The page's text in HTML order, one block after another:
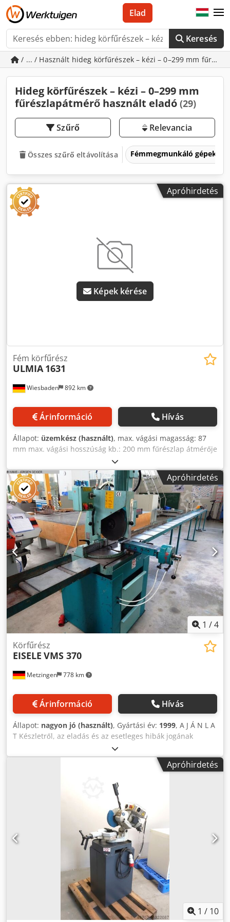
Keresés
Elad
/ ... / Használt hideg körfűrészek – kézi – 0–299 mm
Hideg körfűrészek – kézi – 0–299 mm
fűrészlapátmérő használt eladó (29)
Szűrő Relevancia
Összes szűrő eltávolítása Fémmegmunkáló gépek és
Apróhirdetés
Képek kérése
Wiesbaden 892 km
Fém körfűrész
ULMIA 1631
Árinformáció Hívás
Állapot: üzemkész (használt), max. vágási magasság: 87
mm max. vágási hosszúság kb.: 200 mm fűrészlap átmérője
max.: 250 mm fűrészlap fordulatszáma, fokozatmentesen
állítható: kb. 90–4000 ford./perc hajtómotor: 380 V, 1,2 kW
szükséges hely: 1050 x 750 x 1100 mm súly kb.: 210 kg
Dcodsznh Hfspfx Aizjk
Apróhirdetés
1 /4
Metzingen 778 km
Körfűrész
EISELE VMS 370
Árinformáció Hívás
Állapot: nagyon jó (használt), Gyártási év: 1999, A J Á N L A
T Készletről, az eladás és az esetleges hibák jogának
fenntartásával, nem kötelező érvényű ajánlatot teszünk
Önnek: EISELE Körfűrészgép egyenes és gérvágásokhoz
Típus: VMS 370 Gyártási év: 2000 _____ Fűrészlap max.
Lapos anyag: 200 x 100 / 140 x 100 mm Dsdpfox A H Rrox
Aizeck • Tömör anyag négyzetes: 120 mm Gérvágás esetén
a maximális vágási méret csökkenhet, max. 140 mm-ig
Fűrészszán emelése kézzel, függőlegesen kb. 200 mm
Fűrészlap fordulatszáma: 17-34 ford./perc Fűrészlap hajtás
teljesítménye: kb. 2 / 2,6 kW Teljes meghajtás: kb. 3 kW -
380 V – 50 Hz Súly: kb. 500 kg Tartozékok / speciális
felszereltség: • A fűrészfej 30 / 45 / 90°-ban skálán állítható
gérvágáshoz • Pólusváltós háromfázisú motor, max. 2,6 kW
teljesítménnyel • A fűrészszán kézi előtolása hosszú,
állítható karral • Kézi munkadarab-befogó tokmány,
pofaszélesség kb. 120 mm • Beépített hűtőfolyadék-
rendszer forgácsgyűjtő tálcával • Görgős szállítószalag,
Apróhirdetés
1 / 10